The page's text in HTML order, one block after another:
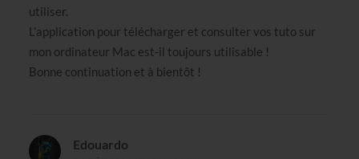
utiliser.
L’application pour télécharger et consulter vos tuto sur
mon ordinateur Mac est-il toujours utilisable !
Bonne continuation et à bientôt !
Edouardo